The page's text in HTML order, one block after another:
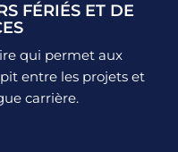
FÉRIÉS ET DE
qui permet aux
entre les projets et
carrière.